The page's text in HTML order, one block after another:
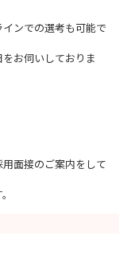
ンでの選考も可能で
お伺いしておりま
面接のご案内をして